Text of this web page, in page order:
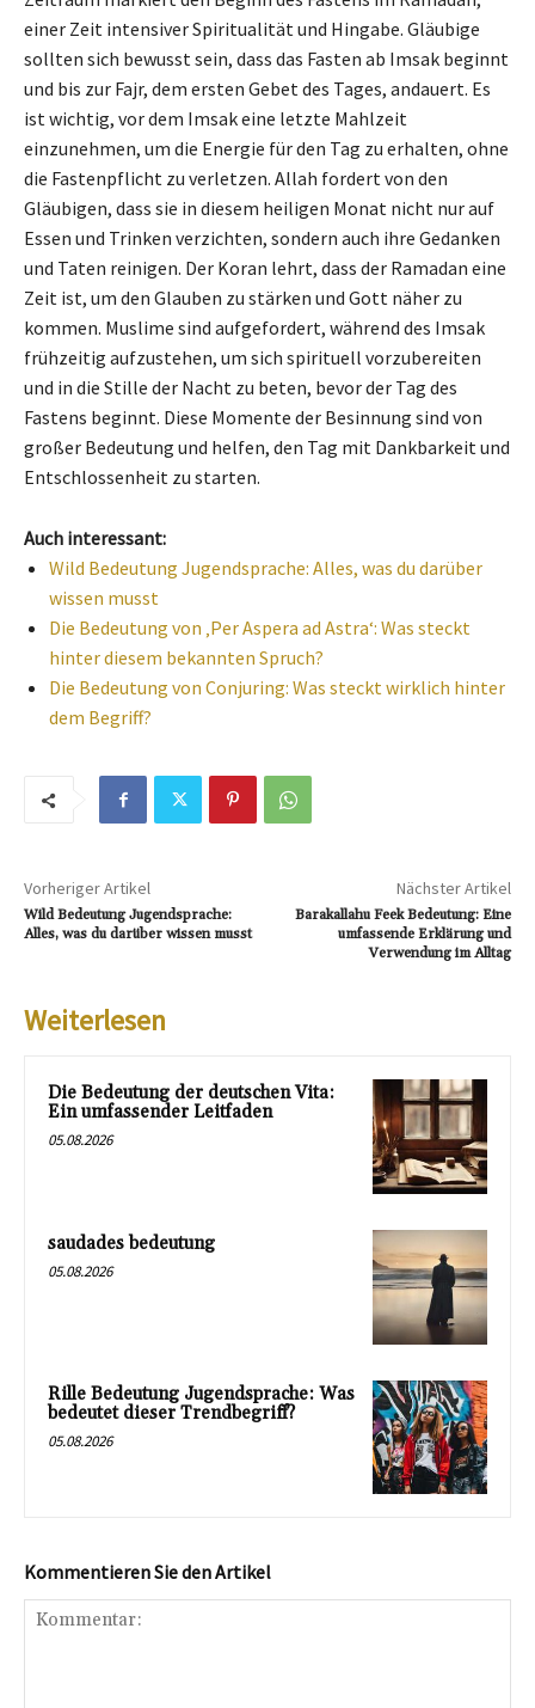
einer Zeit intensiver Spiritualität und Hingabe. Gläubige
sollten sich bewusst sein, dass das Fasten ab Imsak beginnt
und bis zur Fajr, dem ersten Gebet des Tages, andauert. Es
ist wichtig, vor dem Imsak eine letzte Mahlzeit
einzunehmen, um die Energie für den Tag zu erhalten, ohne
die Fastenpflicht zu verletzen. Allah fordert von den
Gläubigen, dass sie in diesem heiligen Monat nicht nur auf
Essen und Trinken verzichten, sondern auch ihre Gedanken
und Taten reinigen. Der Koran lehrt, dass der Ramadan eine
Zeit ist, um den Glauben zu stärken und Gott näher zu
kommen. Muslime sind aufgefordert, während des Imsak
frühzeitig aufzustehen, um sich spirituell vorzubereiten
und in die Stille der Nacht zu beten, bevor der Tag des
Fastens beginnt. Diese Momente der Besinnung sind von
großer Bedeutung und helfen, den Tag mit Dankbarkeit und
Entschlossenheit zu starten.
Auch interessant:
Wild Bedeutung Jugendsprache: Alles, was du darüber
wissen musst
Die Bedeutung von ‚Per Aspera ad Astra‘: Was steckt
hinter diesem bekannten Spruch?
Die Bedeutung von Conjuring: Was steckt wirklich hinter
dem Begriff?
Vorheriger Artikel
Wild Bedeutung Jugendsprache:
Alles, was du darüber wissen musst
Nächster Artikel
Barakallahu Feek Bedeutung: Eine
umfassende Erklärung und
Verwendung im Alltag
Weiterlesen
Die Bedeutung der deutschen Vita:
Ein umfassender Leitfaden
05.08.2026
saudades bedeutung
05.08.2026
Rille Bedeutung Jugendsprache: Was
bedeutet dieser Trendbegriff?
05.08.2026
Kommentieren Sie den Artikel